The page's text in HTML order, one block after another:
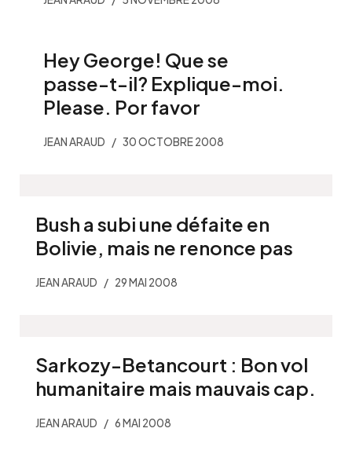
Hey George! Que se
passe-t-il? Explique-moi.
Please. Por favor
JEAN ARAUD 30 OCTOBRE 2008
Bush a subi une défaite en
Bolivie, mais ne renonce pas
JEAN ARAUD 29 MAI 2008
Sarkozy-Betancourt : Bon vol
humanitaire mais mauvais cap.
JEAN ARAUD 6 MAI 2008